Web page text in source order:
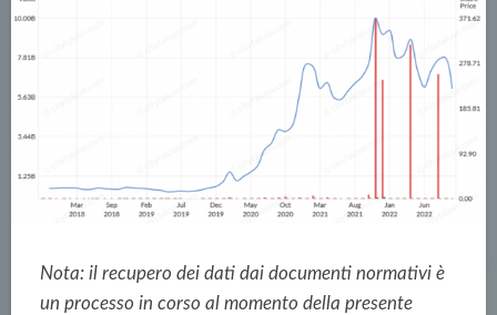
Nota: il recupero dei dati dai documenti normativi è
un processo in corso al momento della presente